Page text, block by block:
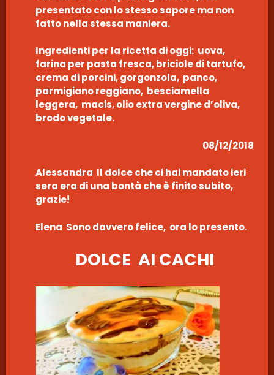
presentato con lo stesso sapore ma non
fatto nella stessa maniera.
Ingredienti per la ricetta di oggi: uova,
farina per pasta fresca, briciole di tartufo,
crema di porcini, gorgonzola, panco,
parmigiano reggiano, besciamella
leggera, macis, olio extra vergine d’oliva,
brodo vegetale.
08/12/2018
Alessandra Il dolce che ci hai mandato ieri
sera era di una bontà che è finito subito,
grazie!
Elena Sono davvero felice, ora lo presento.
DOLCE AI CACHI